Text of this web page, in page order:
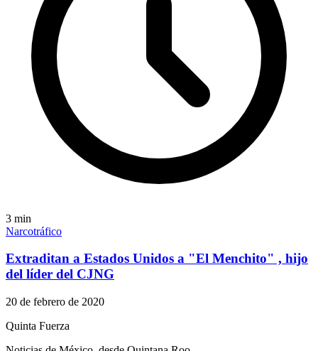
3 min
Narcotráfico
Extraditan a Estados Unidos a "El Menchito" , hijo
del líder del CJNG
20 de febrero de 2020
Quinta Fuerza